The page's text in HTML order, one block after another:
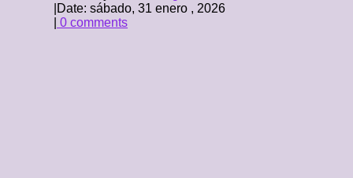
Date: sábado, 31 enero , 2026
0 comments